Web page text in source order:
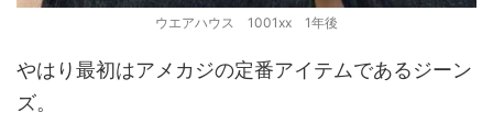
ウエアハウス 1001xx 1年後
やはり最初はアメカジの定番アイテムであるジーン
ズ。